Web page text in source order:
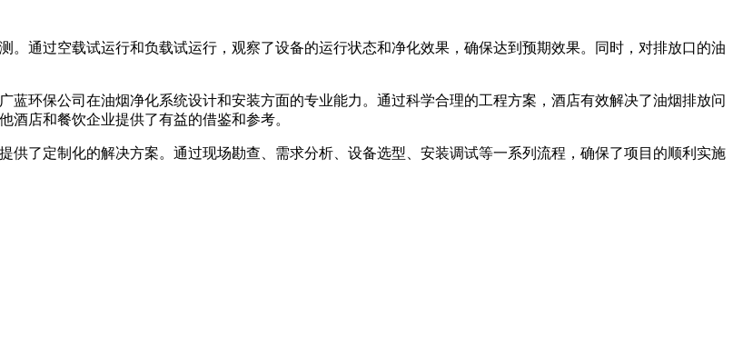
通过空载试运行和负载试运行，观察了设备的运行状态和净化效果，确保达到预期效果。同时，对排放口的油
环保公司在油烟净化系统设计和安装方面的专业能力。通过科学合理的工程方案，酒店有效解决了油烟排放问
店和餐饮企业提供了有益的借鉴和参考。
了定制化的解决方案。通过现场勘查、需求分析、设备选型、安装调试等一系列流程，确保了项目的顺利实施